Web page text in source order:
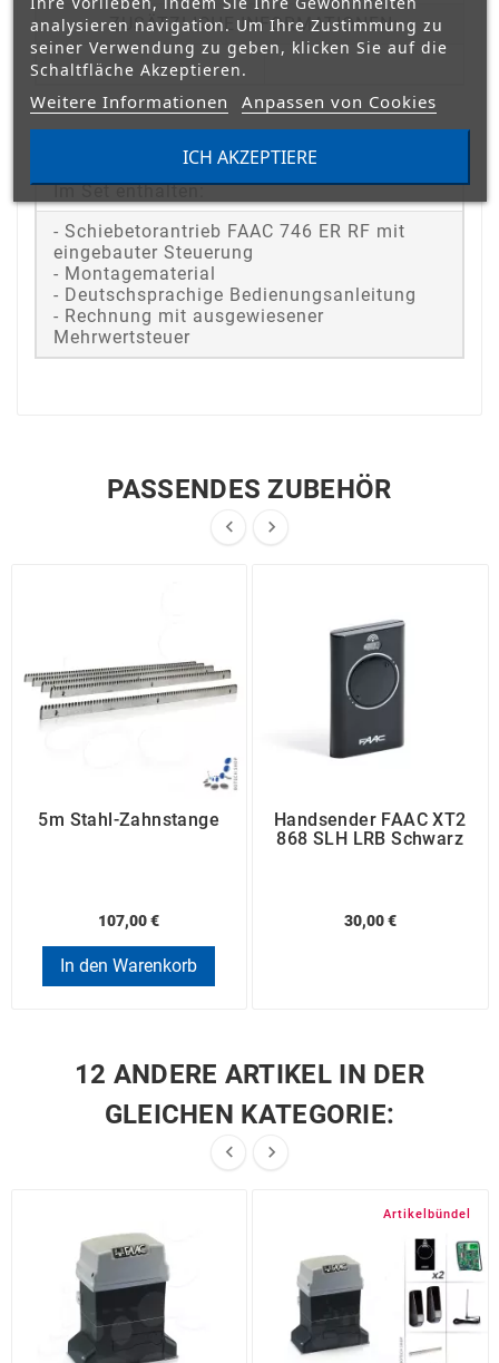
ZUSÄTZLICHE INFORMATIONEN:
Im Set enthalten:
- Schiebetorantrieb FAAC 746 ER RF mit
eingebauter Steuerung
- Montagematerial
- Deutschsprachige Bedienungsanleitung
- Rechnung mit ausgewiesener
Mehrwertsteuer
PASSENDES ZUBEHÖR
 
5m Stahl-Zahnstange
107,00 €
In den Warenkorb
Handsender FAAC XT2
868 SLH LRB Schwarz
30,00 €
12 ANDERE ARTIKEL IN DER
GLEICHEN KATEGORIE:
 
Artikelbündel
analysieren navigation. Um Ihre Zustimmung zu
seiner Verwendung zu geben, klicken Sie auf die
Schaltfläche Akzeptieren.
Weitere Informationen Anpassen von Cookies
ICH AKZEPTIERE